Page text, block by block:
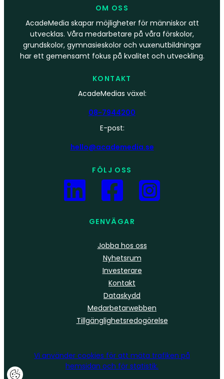
OM OSS
AcadeMedia skapar möjligheter för människor att
utvecklas. Våra medarbetare på våra förskolor,
grundskolor, gymnasieskolor och vuxenutbildningar
har ett gemensamt fokus på kvalitet och utveckling.
KONTAKT
AcadeMedias växel:
08-7944200
E-post:
hello@academedia.se
FÖLJ OSS
GENVÄGAR
Jobba hos oss
Nyhetsrum
Investerare
Kontakt
Dataskydd
Medarbetarwebben
Tillgänglighetsredogörelse
Vi använder cookies för att mäta trafiken på
hemsidan och för statistik.